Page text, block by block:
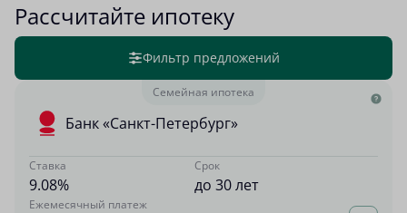
Рассчитайте ипотеку
Фильтр предложений
Семейная ипотека
Банк «Санкт-Петербург»
Ставка
9.08%
Срок
до 30 лет
Ежемесячный платеж